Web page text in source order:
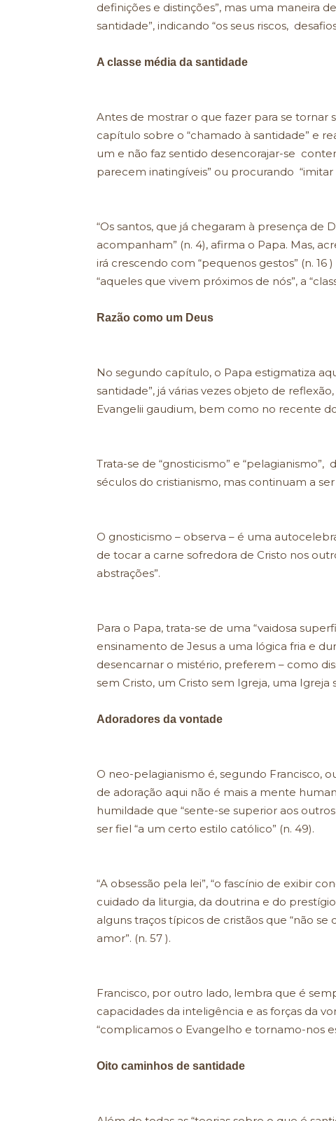
definições e distinções”, mas uma maneira
santidade”, indicando “os seus riscos,
A classe média da santidade
Antes de mostrar o que fazer para se
capítulo sobre o “chamado à santidade” e
um e não faz sentido desencorajar-se
parecem inatingíveis” ou procurando “imitar
“Os santos, que já chegaram à presença de
acompanham” (n. 4), afirma o Papa. Mas,
irá crescendo com “pequenos gestos” (n.
“aqueles que vivem próximos de nós”, a
Razão como um Deus
No segundo capítulo, o Papa estigmatiza
santidade”, já várias vezes objeto de
Evangelii gaudium, bem como no recente
Trata-se de “gnosticismo” e
séculos do cristianismo, mas continuam a
O gnosticismo – observa – é uma
de tocar a carne sofredora de Cristo nos
abstrações”.
Para o Papa, trata-se de uma “vaidosa
ensinamento de Jesus a uma lógica fria e
desencarnar o mistério, preferem – como
sem Cristo, um Cristo sem Igreja, uma Igreja
Adoradores da vontade
O neo-pelagianismo é, segundo Francisco,
de adoração aqui não é mais a mente
humildade que “sente-se superior aos
ser fiel “a um certo estilo católico” (n. 49).
“A obsessão pela lei”, “o fascínio de exibir
cuidado da liturgia, da doutrina e do
alguns traços típicos de cristãos que “não
amor”. (n. 57 ).
Francisco, por outro lado, lembra que é
capacidades da inteligência e as forças da
“complicamos o Evangelho e tornamo-nos
Oito caminhos de santidade